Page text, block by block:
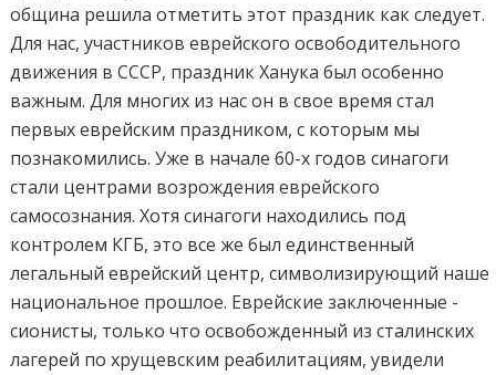
община решила отметить этот праздник как следует.
Для нас, участников еврейского освободительного
движения в СССР, праздник Ханука был особенно
важным. Для многих из нас он в свое время стал
первых еврейским праздником, с которым мы
познакомились. Уже в начале 60-х годов синагоги
стали центрами возрождения еврейского
самосознания. Хотя синагоги находились под
контролем КГБ, это все же был единственный
легальный еврейский центр, символизирующий наше
национальное прошлое. Еврейские заключенные -
сионисты, только что освобожденный из сталинских
лагерей по хрущевским реабилитациям, увидели